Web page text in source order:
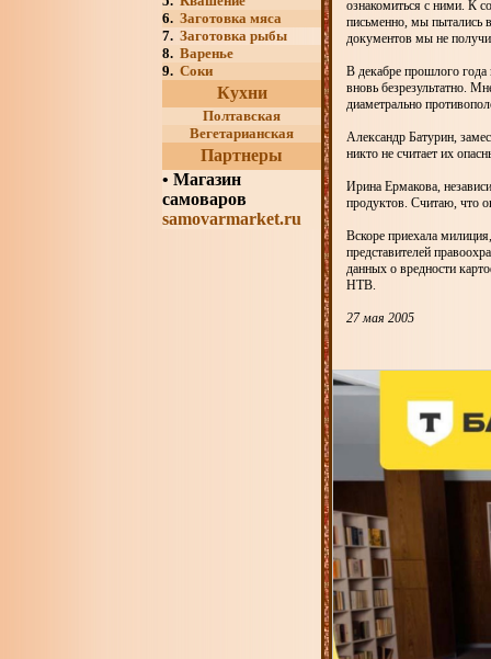
6. Заготовка мяса
7. Заготовка рыбы
8. Варенье
9. Соки
Кухни
Полтавская
Вегетарианская
Партнеры
• Магазин
самоваров
samovarmarket.ru
ознакомиться с ними. К
письменно, мы пытались
документов мы не
В декабре прошлого года
вновь безрезультатно.
диаметрально
Александр Батурин,
никто не считает их
Ирина Ермакова,
продуктов. Считаю, что
Вскоре приехала
представителей
данных о вредности
НТВ.
27 мая 2005